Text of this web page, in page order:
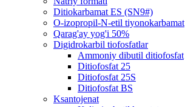
Ditiokarbamat ES (SN9#)
O-izopropil-N-etil tiyonokarbamat
Qarag'ay yog'i 50%
Digidrokarbil tiofosfatlar
Ammoniy dibutil ditiofosfat
Ditiofosfat 25
Ditiofosfat 25S
Ditiofosfat BS
Ksantojenat